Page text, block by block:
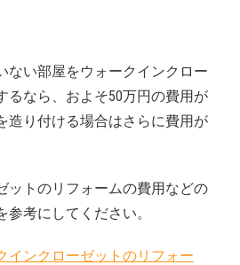
ない部屋をウォークインクロー
るなら、およそ50万円の費用が
造り付ける場合はさらに費用が
ットのリフォームの費用などの
考にしてください。
インクローゼットのリフォー